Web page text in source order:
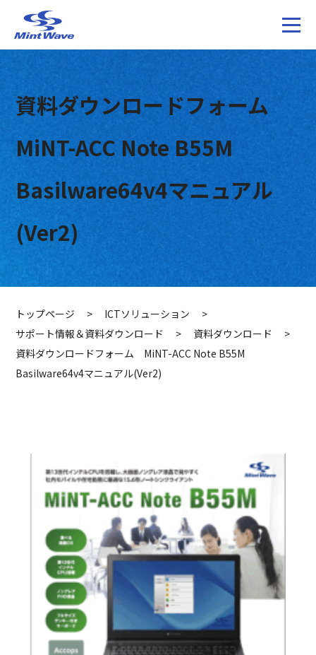
資料ダウンロードフォーム
MiNT-ACC Note B55M
Basilware64v4マニュアル
(Ver2)
トップページ > ICTソリューション
>
サポート情報＆資料ダウンロード
> 資料ダウンロード
>
資料ダウンロードフォーム MiNT-ACC Note B55M
Basilware64v4マニュアル(Ver2)